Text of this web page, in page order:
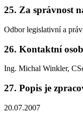
25. Za správnost
Odbor legislativní a
26. Kontaktní
Ing. Michal Winkler,
27. Popis je
20.07.2007